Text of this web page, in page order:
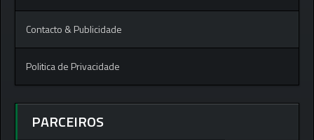
Contacto & Publicidade
Politica de Privacidade
PARCEIROS